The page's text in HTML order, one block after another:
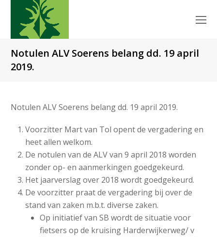
Notulen ALV Soerens belang dd. 19 april
2019.
Notulen ALV Soerens belang dd. 19 april 2019.
Voorzitter Mart van Tol opent de vergadering en
heet allen welkom.
De notulen van de ALV van 9 april 2018 worden
zonder op- en aanmerkingen goedgekeurd.
Het jaarverslag over 2018 wordt goedgekeurd.
De voorzitter praat de vergadering bij over de
stand van zaken m.b.t. diverse zaken.
Op initiatief van SB wordt de situatie voor
fietsers op de kruising Harderwijkerweg/ v